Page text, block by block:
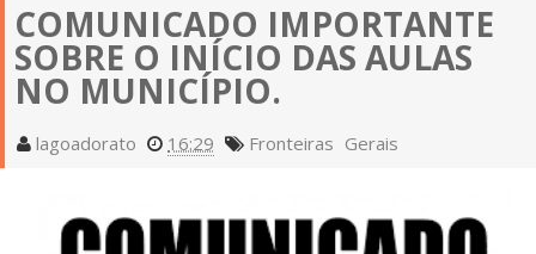
COMUNICADO IMPORTANTE
SOBRE O INÍCIO DAS AULAS
NO MUNICÍPIO.
lagoadorato 16:29 Fronteiras Gerais